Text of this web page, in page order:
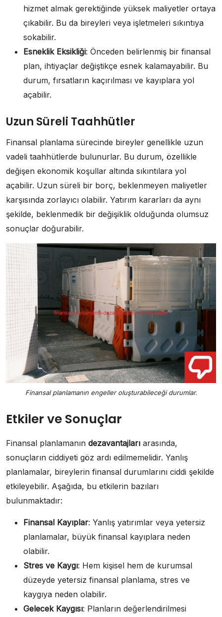
hizmet almak gerektiğinde yüksek maliyetler ortaya
çıkabilir. Bu da bireyleri veya işletmeleri sıkıntıya
sokabilir.
Esneklik Eksikliği: Önceden belirlenmiş bir finansal
plan, ihtiyaçlar değiştikçe esnek kalamayabilir. Bu
durum, fırsatların kaçırılması ve kayıplara yol
açabilir.
Uzun Süreli Taahhütler
Finansal planlama sürecinde bireyler genellikle uzun
vadeli taahhütlerde bulunurlar. Bu durum, özellikle
değişen ekonomik koşullar altında sıkıntılara yol
açabilir. Uzun süreli bir borç, beklenmeyen maliyetler
karşısında zorlayıcı olabilir. Yatırım kararları da aynı
şekilde, beklenmedik bir değişiklik olduğunda olumsuz
sonuçlar doğurabilir.
Finansal planlamanın engeller oluşturabileceği durumlar.
Etkiler ve Sonuçlar
Finansal planlamanın dezavantajları arasında,
sonuçların ciddiyeti göz ardı edilmemelidir. Yanlış
planlamalar, bireylerin finansal durumlarını ciddi şekilde
etkileyebilir. Aşağıda, bu etkilerin bazıları
bulunmaktadır:
Finansal Kayıplar: Yanlış yatırımlar veya yetersiz
planlamalar, büyük finansal kayıplara neden
olabilir.
Stres ve Kaygı: Hem kişisel hem de kurumsal
düzeyde yetersiz finansal planlama, stres ve
kaygıya neden olabilir.
Gelecek Kaygısı: Planların değerlendirilmesi